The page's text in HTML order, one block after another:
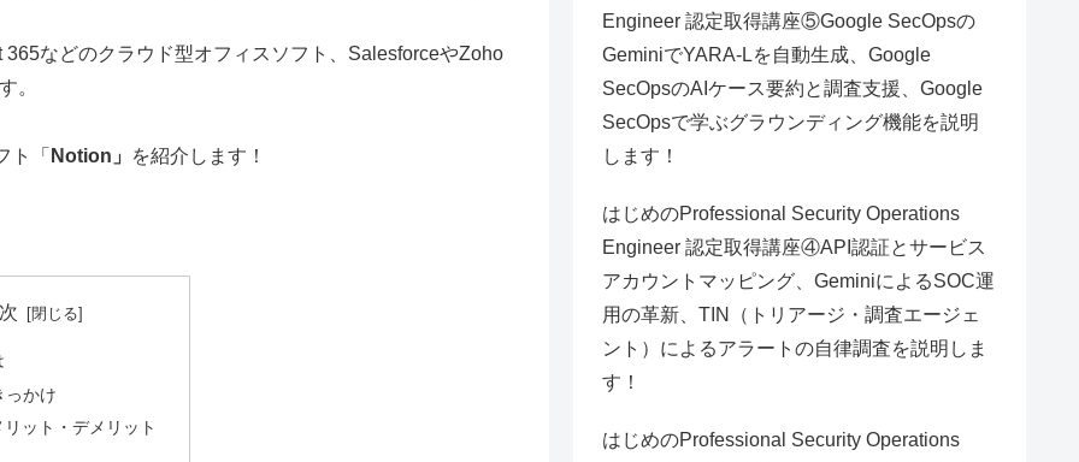
などのクラウド型オフィスソフト、SalesforceやZoho
。
ト「 Notion」 を紹介します！
っかけ
ット・デメリット
Engineer 認定取得講座⑤Google SecOpsの
GeminiでYARA-Lを自動生成、Google
SecOpsのAIケース要約と調査支援、Google
SecOpsで学ぶグラウンディング機能を説明
します！
はじめのProfessional Security Operations
Engineer 認定取得講座④API認証とサービス
アカウントマッピング、GeminiによるSOC運
用の革新、TIN（トリアージ・調査エージェ
ント）によるアラートの自律調査を説明しま
す！
はじめのProfessional Security Operations